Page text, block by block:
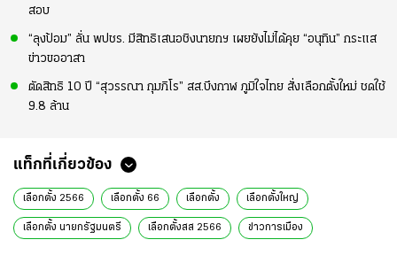
สอบ
“ลุงป้อม” ลั่น พปชร. มีสิทธิเสนอชิงนายกฯ เผยยังไม่ได้คุย “อนุทิน” กระแส
ข่าวขออาสา
ตัดสิทธิ 10 ปี “สุวรรณา กุมภิโร” สส.บึงกาฬ ภูมิใจไทย สั่งเลือกตั้งใหม่ ชดใช้
9.8 ล้าน
แท็กที่เกี่ยวข้อง
เลือกตั้ง 2566 เลือกตั้ง 66 เลือกตั้ง เลือกตั้งใหญ่
เลือกตั้ง นายกรัฐมนตรี เลือกตั้งสส 2566 ข่าวการเมือง